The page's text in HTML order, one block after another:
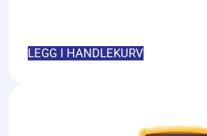
LEGG I HANDLEKURV